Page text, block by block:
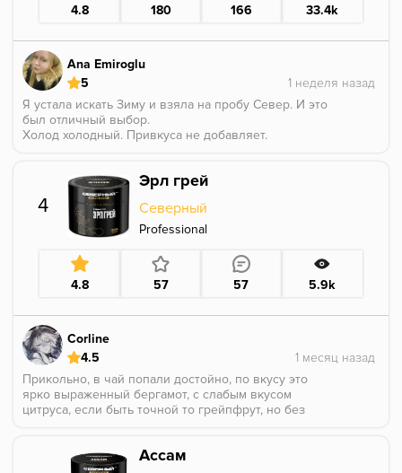
4.8 180 166 33.4k
Ana Emiroglu
5
Я устала искать Зиму и взяла на пробу Север. И это
был отличный выбор.
Холод холодный. Привкуса не добавляет.
Минусы: можно заморозить горло. хд
4
Эрл грей
Северный
Professional
4.8 57 57 5.9k
Corline
4.5
Прикольно, в чай попали достойно, по вкусу это
ярко выраженный бергамот, с слабым вкусом
цитруса, если быть точной то грейпфрут, но без
Ассам